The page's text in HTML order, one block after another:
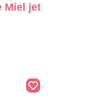
Miel jet